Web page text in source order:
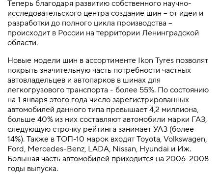
Теперь благодаря развитию собственного научно-
исследовательского центра создание шин – от идеи и
разработки до полного цикла производства –
происходит в России на территории Ленинградской
области.
Новые модели шин в ассортименте Ikon Tyres позволят
покрыть значительную часть потребности частных
автовладельцев и автопарков в шинах для
легкогрузового транспорта - более 55%. По состоянию
на 1 января этого года число зарегистрированных
автомобилей данного типа превышает 4,2 миллиона,
больше 40% из них составляют автомобили марки ГАЗ,
следующую строчку рейтинга занимает УАЗ (более
14%). Также в ТОП-10 марок входят Toyota, Volkswagen,
Ford, Mercedes-Benz, LADA, Nissan, Hyundai и Иж.
Большая часть автомобилей приходится на 2006-2008
годы выпуска.